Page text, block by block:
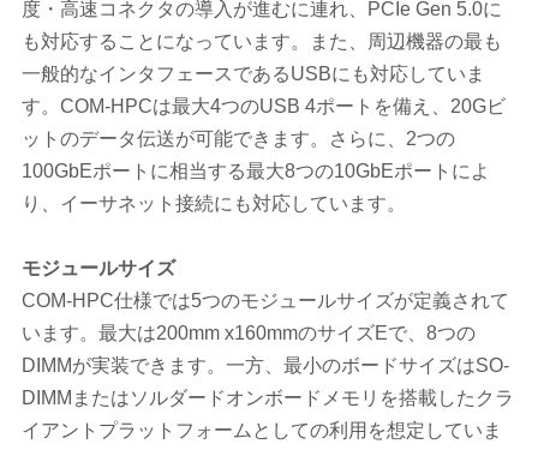
度・高速コネクタの導入が進むに連れ、PCIe Gen 5.0に
も対応することになっています。また、周辺機器の最も
一般的なインタフェースであるUSBにも対応していま
す。COM-HPCは最大4つのUSB 4ポートを備え、20Gビ
ットのデータ伝送が可能できます。さらに、2つの
100GbEポートに相当する最大8つの10GbEポートによ
り、イーサネット接続にも対応しています。
モジュールサイズ
COM-HPC仕様では5つのモジュールサイズが定義されて
います。最大は200mm x160mmのサイズEで、8つの
DIMMが実装できます。一方、最小のボードサイズはSO-
DIMMまたはソルダードオンボードメモリを搭載したクラ
イアントプラットフォームとしての利用を想定していま